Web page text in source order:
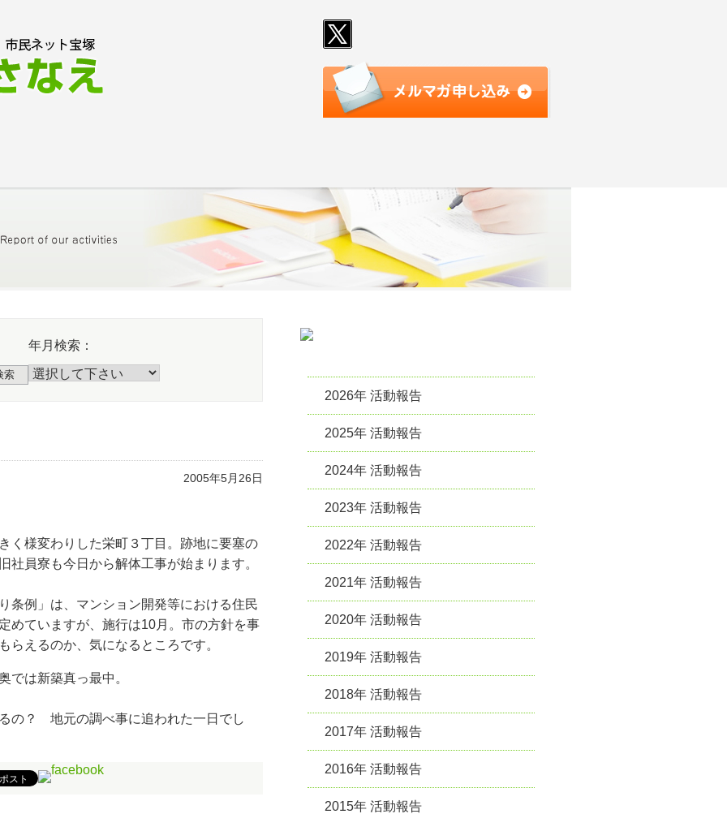
索
年月検索：
2005年5月26日
く様変わりした栄町３丁目。跡地に要塞の
社員寮も今日から解体工事が始まります。
条例」は、マンション開発等における住民
めていますが、施行は10月。市の方針を事
らえるのか、気になるところです。
では新築真っ最中。
？ 地元の調べ事に追われた一日でし
2026年 活動報告
2025年 活動報告
2024年 活動報告
2023年 活動報告
2022年 活動報告
2021年 活動報告
2020年 活動報告
2019年 活動報告
2018年 活動報告
2017年 活動報告
2016年 活動報告
2015年 活動報告